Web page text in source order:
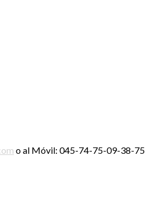
o al Móvil: 045-74-75-09-38-75